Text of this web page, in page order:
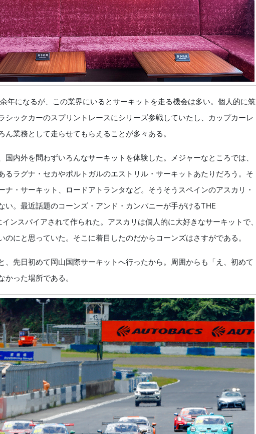
年になるが、この業界にいるとサーキットを走る機会は多い。個人的に筑
シックカーのスプリントレースにシリーズ参戦していたし、カップカーレ
業務として走らせてもらえることが多々ある。
内外を問わずいろんなサーキットを体験した。メジャーなところでは、
るラグナ・セカやポルトガルのエストリル・サーキットあたりだろう。そ
ナ・サーキット、ロードアトランタなど。そうそうスペインのアスカリ・
い。最近話題のコーンズ・アンド・カンパニーが手がけるTHE
ンスパイアされて作られた。アスカリは個人的に大好きなサーキットで、
のにと思っていた。そこに着目したのだからコーンズはさすがである。
先日初めて岡山国際サーキットへ行ったから。周囲からも「え、初めて
った場所である。